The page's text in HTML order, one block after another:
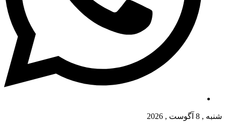
شنبه , 8 آگوست , 2026